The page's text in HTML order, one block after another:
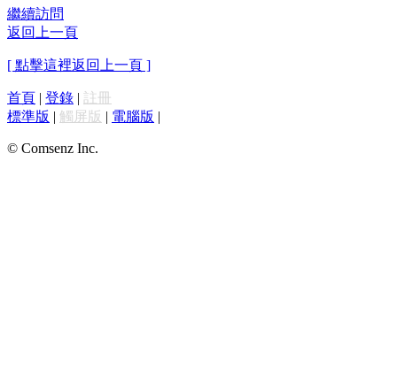
繼續訪問
返回上一頁
[ 點擊這裡返回上一頁 ]
首頁 | 登錄 | 註冊
標準版 | 觸屏版 | 電腦版 |
© Comsenz Inc.